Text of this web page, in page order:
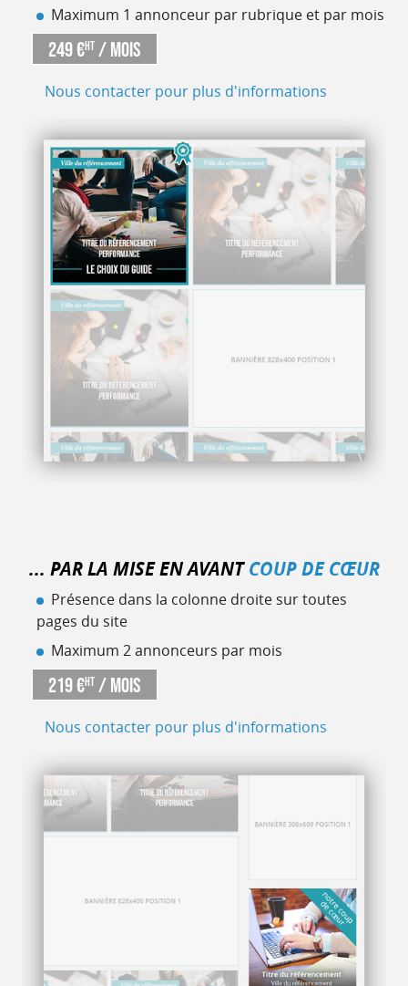
Maximum 1 annonceur par rubrique et par mois
249 €HT / mois
Nous contacter pour plus d'informations
... PAR LA MISE EN AVANTCOUP DE CŒUR
Présence dans la colonne droite sur toutes
pages du site
Maximum 2 annonceurs par mois
219 €HT / mois
Nous contacter pour plus d'informations